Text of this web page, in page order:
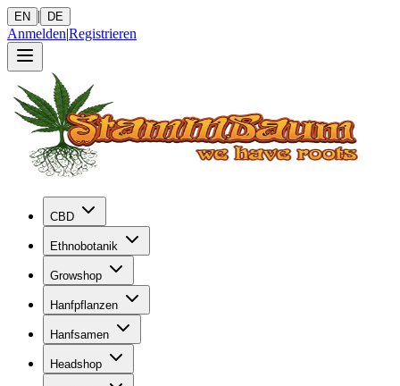
EN | DE
Anmelden|Registrieren
CBD
Ethnobotanik
Growshop
Hanfpflanzen
Hanfsamen
Headshop